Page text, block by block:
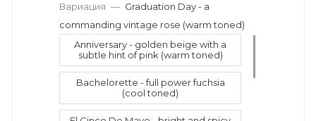
Вариация — Graduation Day - a
commanding vintage rose (warm toned)
Anniversary - golden beige with a
subtle hint of pink (warm toned)
Bachelorette - full power fuchsia
(cool toned)